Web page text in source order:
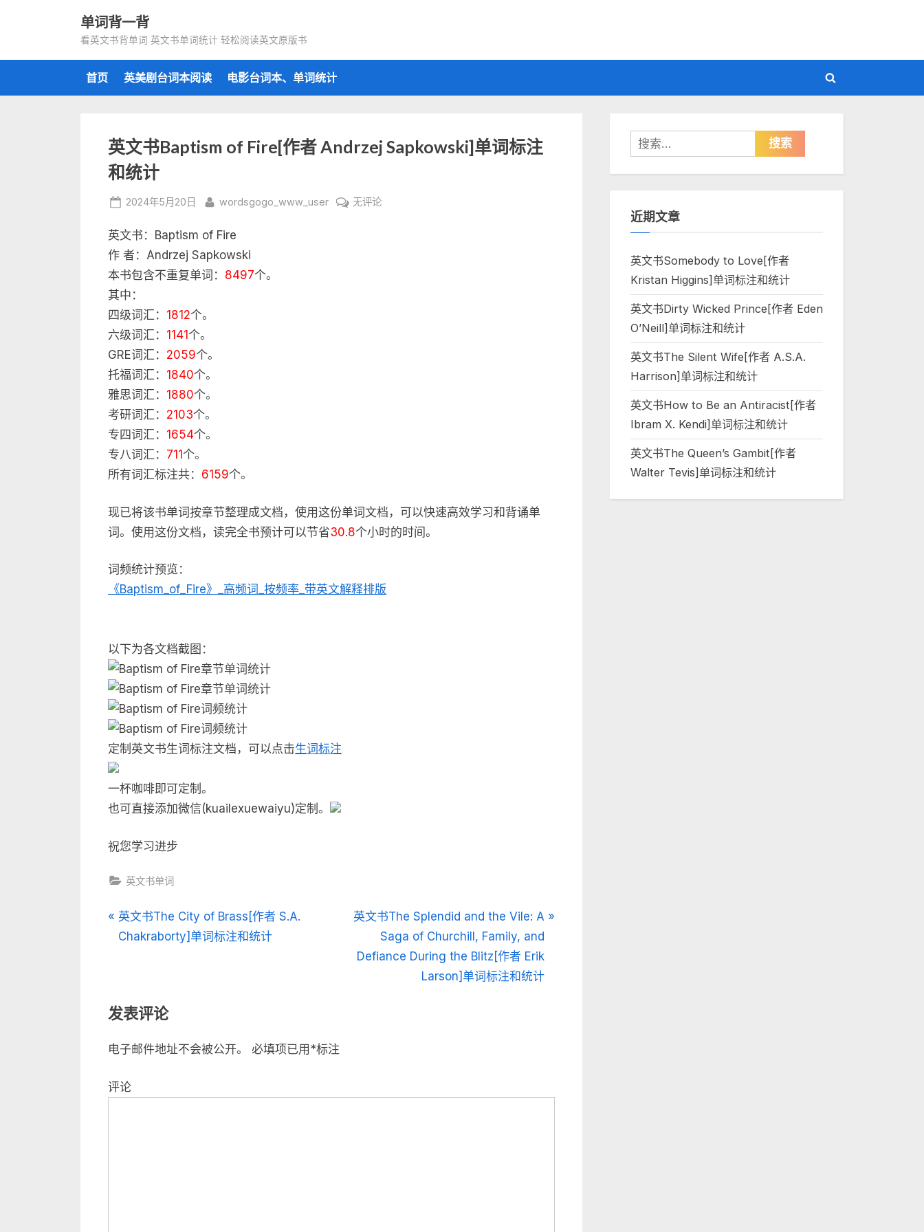
单词背一背
看英文书背单词 英文书单词统计 轻松阅读英文原版书
首页 英美剧台词本阅读 电影台词本、单词统计
Toggle
英文书Baptism of Fire[作者 Andrzej Sapkowski]单词标注
和统计
Posted
2024年5月20日 By
wordsgogo_www_user
英
无评论
英文书：Baptism of Fire
作 者：Andrzej Sapkowski
本书包含不重复单词： 8497个。
其中：
四级词汇： 1812个。
六级词汇： 1141个。
GRE词汇： 2059个。
托福词汇： 1840个。
雅思词汇： 1880个。
考研词汇： 2103个。
专四词汇： 1654个。
专八词汇： 711个。
所有词汇标注共： 6159个。
现已将该书单词按章节整理成文档，使用这份单词文档，可以快速高效学习和背诵单
词。使用这份文档，读完全书预计可以节省30.8个小时的时间。
词频统计预览：
《Baptism_of_Fire》_高频词_按频率_带英文解释排版
以下为各文档截图：
定制英文书生词标注文档，可以点击生词标注
一杯咖啡即可定制。
也可直接添加微信(kuailexuewaiyu)定制。
祝您学习进步
英文书单词
文
航
P
r
o
s
o
英文书The City of Brass[作者 S.A.
Chakraborty]单词标注和统计
N
x
英文书The Splendid and the Vile: A
Saga of Churchill, Family, and
Defiance During the Blitz[作者 Erik
Larson]单词标注和统计
发表评论
电子邮件地址不会被公开。 必填项已用 *标注
评论
搜
索：
近期文章
英文书Somebody to Love[作者
Kristan Higgins]单词标注和统计
英文书Dirty Wicked Prince[作者 Eden
O’Neill]单词标注和统计
英文书The Silent Wife[作者 A.S.A.
Harrison]单词标注和统计
英文书How to Be an Antiracist[作者
Ibram X. Kendi]单词标注和统计
英文书The Queen’s Gambit[作者
Walter Tevis]单词标注和统计